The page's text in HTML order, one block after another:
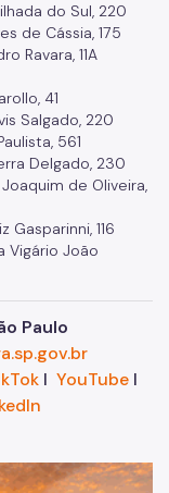
do Sul, 220
de Cássia, 175
Ravara, 11A
41
Salgado, 220
561
Delgado, 230
de Oliveira,
Gasparinni, 116
Vigário João
Paulo
I YouTubeI